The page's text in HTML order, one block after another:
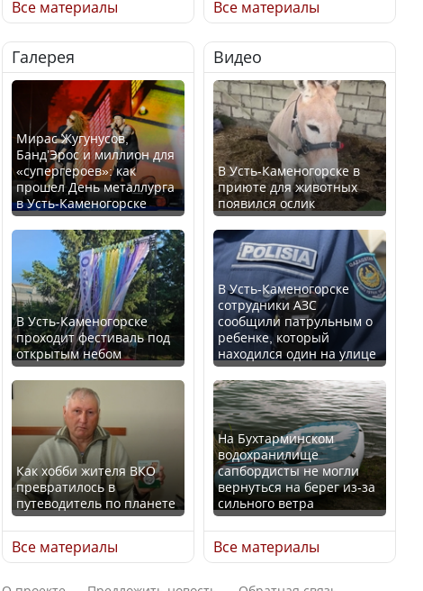
Қазақстан Орталық Азия
елдері арасында әл-ауқат
индексінде көш бастады
Казахстан возглавил
рейтинг благополучия
среди стран Центральной
Азии
Будут ли представлены
интересы регионов в
Курултае?
Ең төменгі жалақы,
алимент, экология: жеті
партия сайлаушылармен
нені талқылап жатыр?
Все материалы
В РФ вынесен заочный
приговор по уголовному
делу об убийстве Игоря
Талькова
В России введены
дополнительные
ограничения для
казахстанских прав
Трамп официально
вступил в должность
президента США
Луну признали объектом
культурного наследия,
находящегося под
угрозой исчезновения
Все материалы
Галерея
Мирас Жугунусов,
Банд’Эрос и миллион для
«супергероев»: как
прошел День металлурга
в Усть-Каменогорске
В Усть-Каменогорске
проходит фестиваль под
открытым небом
Как хобби жителя ВКО
превратилось в
путеводитель по планете
Все материалы
Видео
В Усть-Каменогорске в
приюте для животных
появился ослик
В Усть-Каменогорске
сотрудники АЗС
сообщили патрульным о
ребенке, который
находился один на улице
На Бухтарминском
водохранилище
сапбордисты не могли
вернуться на берег из-за
сильного ветра
Все материалы